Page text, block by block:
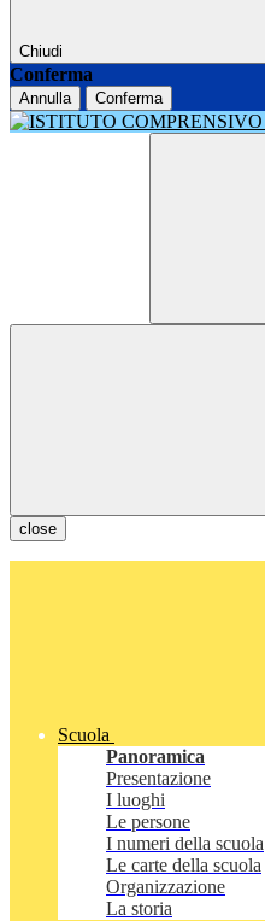
Chiudi
Conferma
Annulla Conferma
close
Scuola
Panoramica
Presentazione
I luoghi
Le persone
I numeri della scuola
Le carte della scuola
Organizzazione
La storia